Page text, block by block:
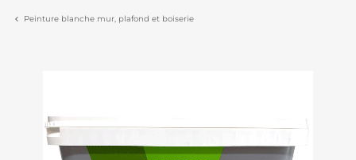
Peinture blanche mur, plafond et boiserie